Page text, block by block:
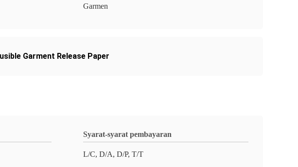
Garmen
Garment Release Paper
Syarat-syarat pembayaran
L/C, D/A, D/P, T/T